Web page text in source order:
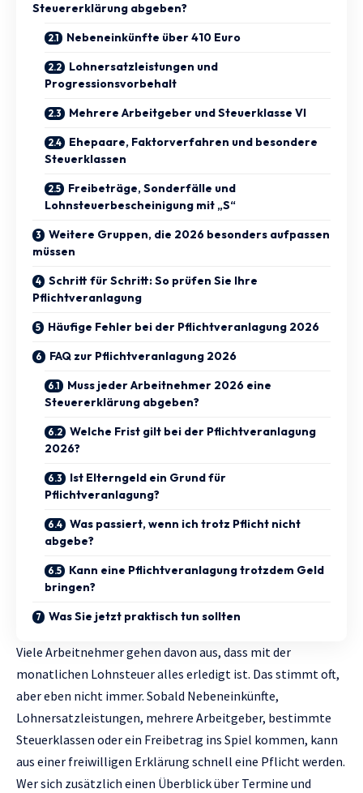
Steuererklärung abgeben?
Nebeneinkünfte über 410 Euro
Lohnersatzleistungen und
Progressionsvorbehalt
Mehrere Arbeitgeber und Steuerklasse VI
Ehepaare, Faktorverfahren und besondere
Steuerklassen
Freibeträge, Sonderfälle und
Lohnsteuerbescheinigung mit „S“
Weitere Gruppen, die 2026 besonders aufpassen
müssen
Schritt für Schritt: So prüfen Sie Ihre
Pflichtveranlagung
Häufige Fehler bei der Pflichtveranlagung 2026
FAQ zur Pflichtveranlagung 2026
Muss jeder Arbeitnehmer 2026 eine
Steuererklärung abgeben?
Welche Frist gilt bei der Pflichtveranlagung
2026?
Ist Elterngeld ein Grund für
Pflichtveranlagung?
Was passiert, wenn ich trotz Pflicht nicht
abgebe?
Kann eine Pflichtveranlagung trotzdem Geld
bringen?
Was Sie jetzt praktisch tun sollten
Viele Arbeitnehmer gehen davon aus, dass mit der
monatlichen Lohnsteuer alles erledigt ist. Das stimmt oft,
aber eben nicht immer. Sobald Nebeneinkünfte,
Lohnersatzleistungen, mehrere Arbeitgeber, bestimmte
Steuerklassen oder ein Freibetrag ins Spiel kommen, kann
aus einer freiwilligen Erklärung schnell eine Pflicht werden.
Wer sich zusätzlich einen Überblick über Termine und